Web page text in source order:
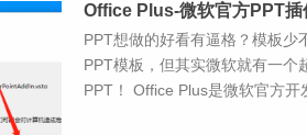
Office Plus-微软官方PPT插
PPT想做的好看有逼格？模板少
PPT模板，但其实微软就有一个
PPT！ Office Plus是微软官方开